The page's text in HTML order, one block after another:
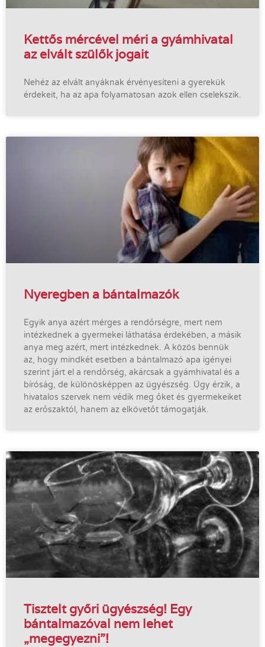
Kettős mércével méri a gyámhivatal
az elvált szülők jogait
Nehéz az elvált anyáknak érvényesíteni a gyerekük
érdekeit, ha az apa folyamatosan azok ellen cselekszik.
Nyeregben a bántalmazók
Egyik anya azért mérges a rendőrségre, mert nem
intézkednek a gyermekei láthatása érdekében, a másik
anya meg azért, mert intézkednek. A közös bennük
az, hogy mindkét esetben a bántalmazó apa igényei
szerint járt el a rendőrség, akárcsak a gyámhivatal és a
bíróság, de különösképpen az ügyészség. Úgy érzik, a
hivatalos szervek nem védik meg őket és gyermekeiket
az erőszaktól, hanem az elkövetőt támogatják.
Tisztelt győri ügyészség! Egy
bántalmazóval nem lehet
„megegyezni”!